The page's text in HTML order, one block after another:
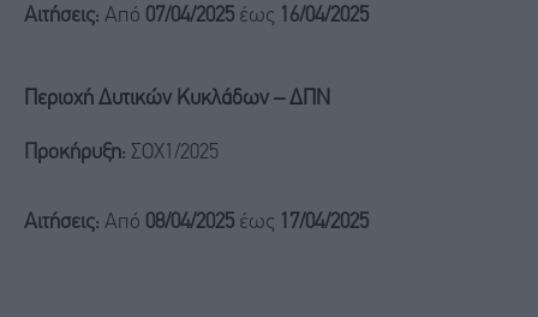
Αιτήσεις: Από 07/04/2025 έως 16/04/2025
Περιοχή Δυτικών Κυκλάδων – ΔΠΝ
Προκήρυξη: ΣΟΧ1/2025
Αιτήσεις: Από 08/04/2025 έως 17/04/2025